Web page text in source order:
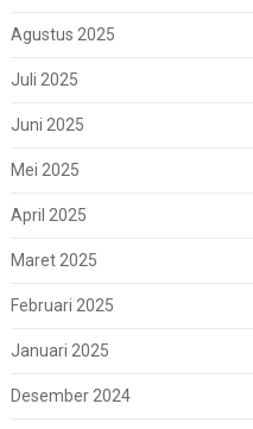
Agustus 2025
Juli 2025
Juni 2025
Mei 2025
April 2025
Maret 2025
Februari 2025
Januari 2025
Desember 2024